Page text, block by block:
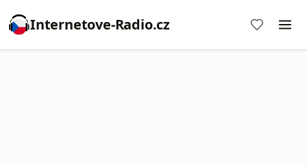
Internetove-Radio.cz